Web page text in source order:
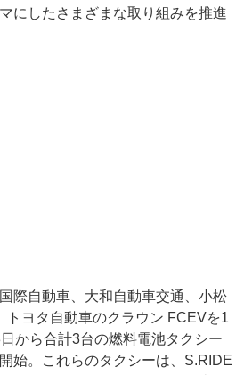
にしたさまざまな取り組みを推進
際自動車、大和自動車交通、小松
トヨタ自動車のクラウン FCEVを1
から合計3台の燃料電池タクシー
始。これらのタクシーは、S.RIDE